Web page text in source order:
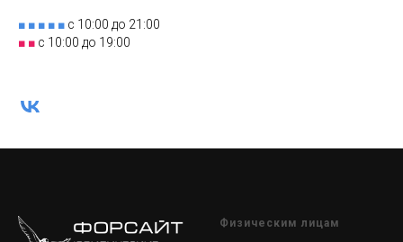
■ ■ ■ ■ ■ с 10:00 до 21:00
■ ■ с 10:00 до 19:00
Физическим лицам